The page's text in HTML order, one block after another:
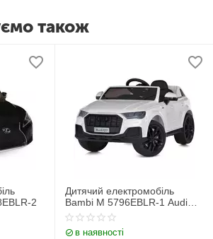
також
2
Дитячий електромобіль
Bambi M 5796EBLR-1 Audi
Q7
в наявності